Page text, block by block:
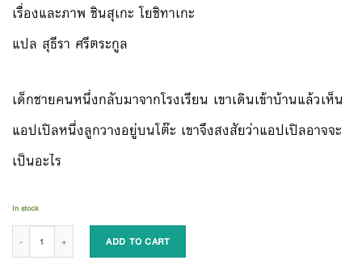
เรื่องและภาพ ชินสุเกะ โยชิทาเกะ
แปล สุธีรา ศรีตระกูล
เด็กชายคนหนึ่งกลับมาจากโรงเรียน เขาเดินเข้าบ้านแล้วเห็น
แอปเปิลหนึ่งลูกวางอยู่บนโต๊ะ เขาจึงสงสัยว่าแอปเปิลอาจจะ
เป็นอะไร
In stock
ADD TO CART